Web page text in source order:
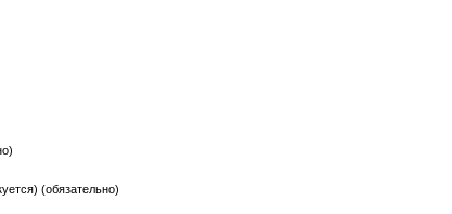
(обязательно)